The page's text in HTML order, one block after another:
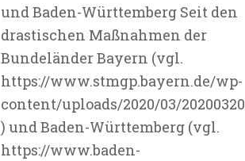
und Baden-Württemberg Seit den
drastischen Maßnahmen der
Bundeländer Bayern (vgl.
https://www.stmgp.bayern.de/wp-
content/uploads/2020/03/
) und Baden-Württemberg (vgl.
https://www.baden-